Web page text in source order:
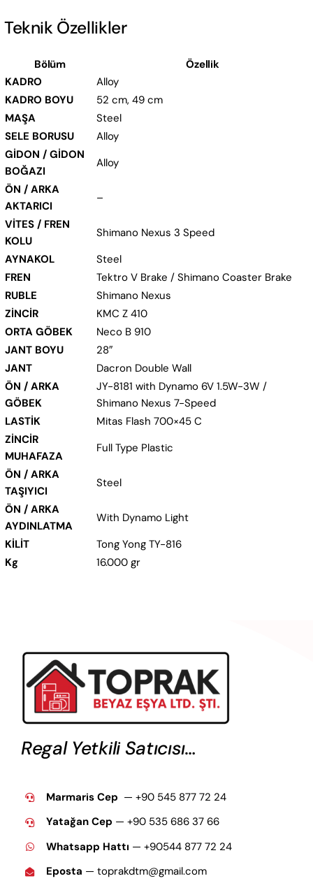
Teknik Özellikler
Bölüm
Özellik
KADRO
Alloy
KADRO BOYU
52 cm, 49 cm
MAŞA
Steel
SELE BORUSU
Alloy
GİDON / GİDON
BOĞAZI
Alloy
ÖN / ARKA
AKTARICI
–
VİTES / FREN
KOLU
Shimano Nexus 3 Speed
AYNAKOL
Steel
FREN
Tektro V Brake / Shimano Coaster Brake
RUBLE
Shimano Nexus
ZİNCİR
KMC Z 410
ORTA GÖBEK
Neco B 910
JANT BOYU
28″
JANT
Dacron Double Wall
ÖN / ARKA
GÖBEK
JY-8181 with Dynamo 6V 1.5W-3W /
Shimano Nexus 7-Speed
LASTİK
Mitas Flash 700×45 C
ZİNCİR
MUHAFAZA
Full Type Plastic
ÖN / ARKA
TAŞIYICI
Steel
ÖN / ARKA
AYDINLATMA
With Dynamo Light
KİLİT
Tong Yong TY-816
Kg
16.000 gr
Regal Yetkili Satıcısı…
Marmaris Cep — +90 545 877 72 24
Yatağan Cep — +90 535 686 37 66
Whatsapp Hattı — +90544 877 72 24
Eposta — toprakdtm@gmail.com